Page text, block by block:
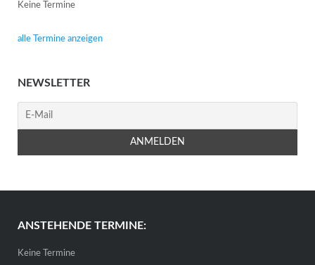
Keine Termine
alle Termine anzeigen
NEWSLETTER
ANSTEHENDE TERMINE:
Keine Termine